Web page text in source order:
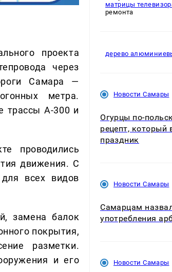
проекта
через
Самара —
метра.
трассы А-300 и
проводились
движения. С
всех видов
замена балок
покрытия,
разметки.
и его
матрицы
ремонта
дерево
Новости Самары
Огурцы
рецепт, который
праздник
Новости Самары
Самарцам
употребления
Новости Самары